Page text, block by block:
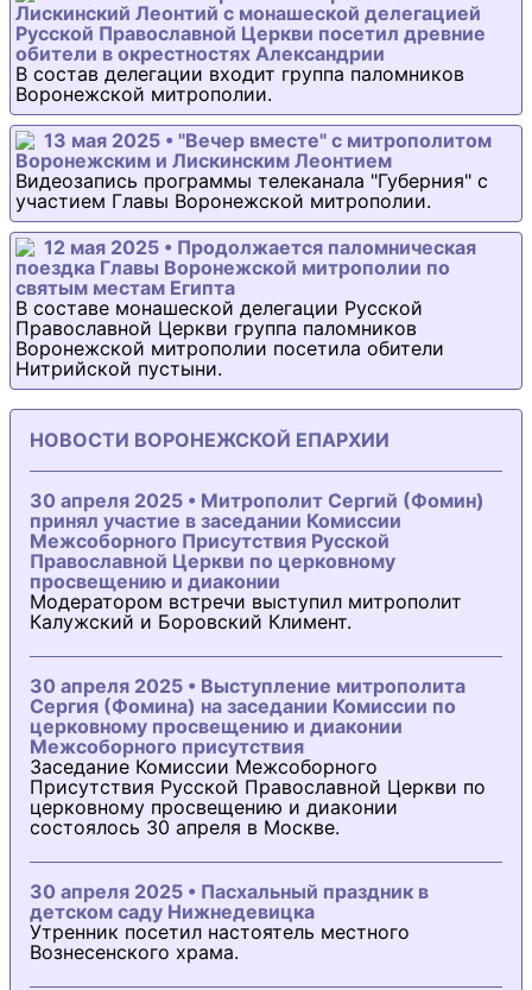
Лискинский Леонтий с монашеской делегацией
Русской Православной Церкви посетил древние
обители в окрестностях Александрии
В состав делегации входит группа паломников
Воронежской митрополии.
13 мая 2025 • "Вечер вместе" с митрополитом
Воронежским и Лискинским Леонтием
Видеозапись программы телеканала "Губерния" с
участием Главы Воронежской митрополии.
12 мая 2025 • Продолжается паломническая
поездка Главы Воронежской митрополии по
святым местам Египта
В составе монашеской делегации Русской
Православной Церкви группа паломников
Воронежской митрополии посетила обители
Нитрийской пустыни.
НОВОСТИ ВОРОНЕЖСКОЙ ЕПАРХИИ
30 апреля 2025 • Митрополит Сергий (Фомин)
принял участие в заседании Комиссии
Межсоборного Присутствия Русской
Православной Церкви по церковному
просвещению и диаконии
Модератором встречи выступил митрополит
Калужский и Боровский Климент.
30 апреля 2025 • Выступление митрополита
Сергия (Фомина) на заседании Комиссии по
церковному просвещению и диаконии
Межсоборного присутствия
Заседание Комиссии Межсоборного
Присутствия Русской Православной Церкви по
церковному просвещению и диаконии
состоялось 30 апреля в Москве.
30 апреля 2025 • Пасхальный праздник в
детском саду Нижнедевицка
Утренник посетил настоятель местного
Вознесенского храма.